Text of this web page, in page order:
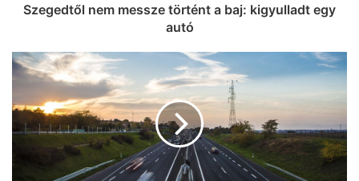
Szegedtől nem messze történt a baj: kigyulladt egy
autó